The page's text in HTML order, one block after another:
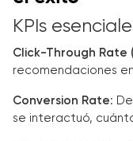
KPIs
Click-Through Rate
recomendaciones
Conversion Rate:
se interactuó,